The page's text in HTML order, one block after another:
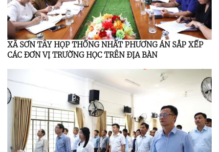
XÃ SƠN TÂY HỌP THỐNG NHẤT PHƯƠNG ÁN SẮP XẾP
CÁC ĐƠN VỊ TRƯỜNG HỌC TRÊN ĐỊA BÀN